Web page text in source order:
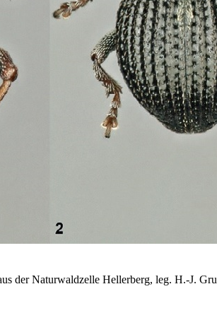
der Naturwaldzelle Heller­berg, leg. H.-J.